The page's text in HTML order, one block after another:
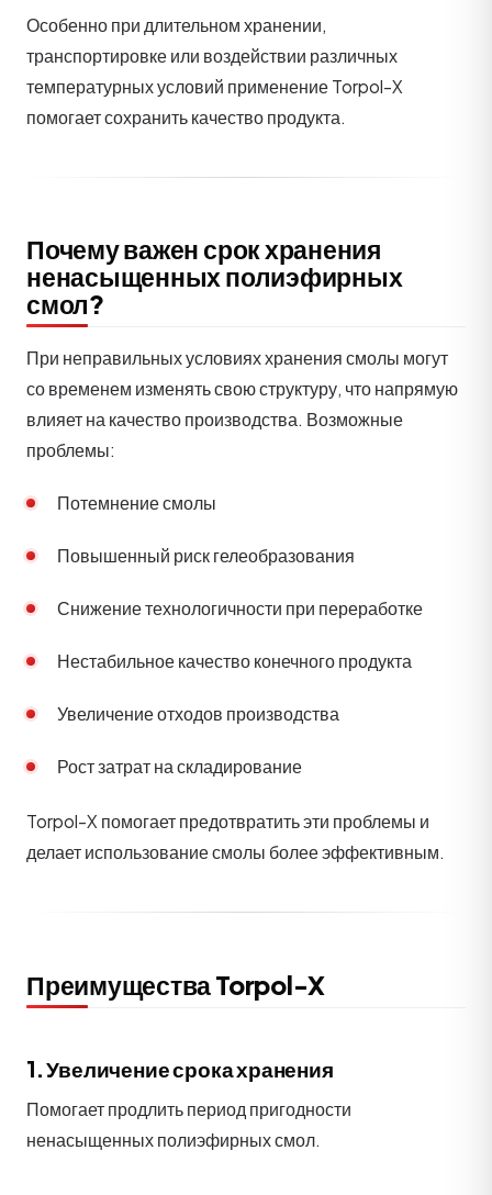
Особенно при длительном хранении,
транспортировке или воздействии различных
температурных условий применение Torpol-X
помогает сохранить качество продукта.
Почему важен срок хранения
ненасыщенных полиэфирных
смол?
При неправильных условиях хранения смолы могут
со временем изменять свою структуру, что напрямую
влияет на качество производства. Возможные
проблемы:
Потемнение смолы
Повышенный риск гелеобразования
Снижение технологичности при переработке
Нестабильное качество конечного продукта
Увеличение отходов производства
Рост затрат на складирование
Torpol-X помогает предотвратить эти проблемы и
делает использование смолы более эффективным.
Преимущества Torpol-X
1. Увеличение срока хранения
Помогает продлить период пригодности
ненасыщенных полиэфирных смол.